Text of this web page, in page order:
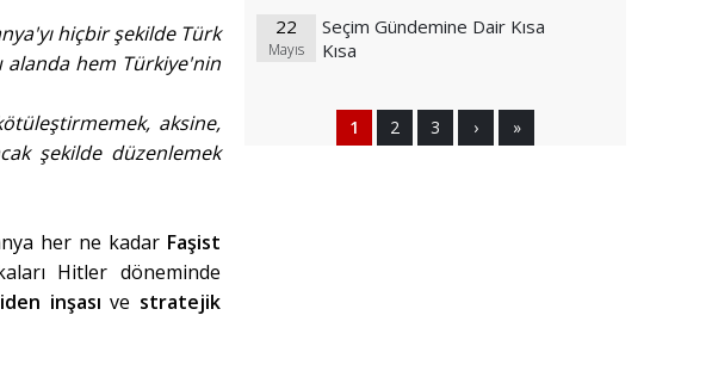
hiçbir şekilde Türk
alanda hem Türkiye'nin
aksine,
şekilde düzenlemek
her ne kadar Faşist
Hitler döneminde
inşası ve stratejik
22
Mayıs
Seçim Gündemine Dair Kısa
Kısa
1 2 3 › »